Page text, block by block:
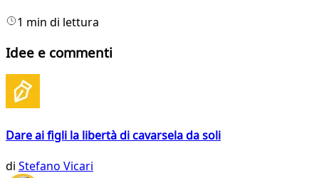
1 min di lettura
Idee e commenti
Dare ai figli la libertà di cavarsela da soli
di Stefano Vicari